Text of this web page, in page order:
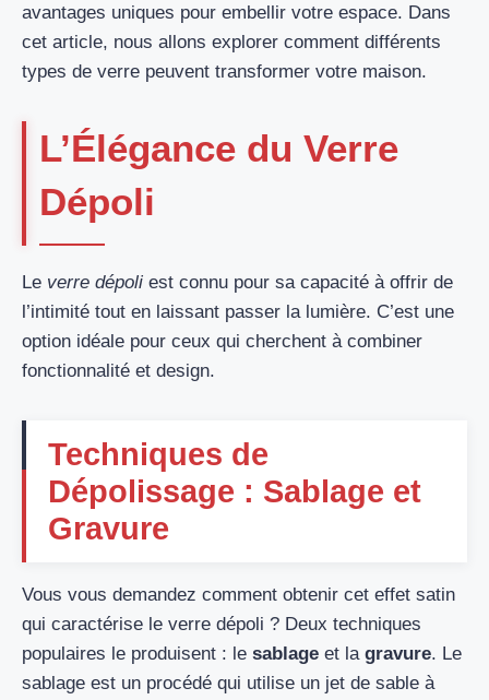
avantages uniques pour embellir votre espace. Dans
cet article, nous allons explorer comment différents
types de verre peuvent transformer votre maison.
L’Élégance du Verre
Dépoli
Le verre dépoli est connu pour sa capacité à offrir de
l’intimité tout en laissant passer la lumière. C’est une
option idéale pour ceux qui cherchent à combiner
fonctionnalité et design.
Techniques de
Dépolissage : Sablage et
Gravure
Vous vous demandez comment obtenir cet effet satin
qui caractérise le verre dépoli ? Deux techniques
populaires le produisent : le sablage et la gravure. Le
sablage est un procédé qui utilise un jet de sable à